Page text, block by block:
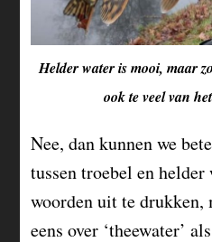
Helder water is mooi, maar
ook te veel van
Nee, dan kunnen we
tussen troebel en
woorden uit te drukken,
eens over ‘theewater’